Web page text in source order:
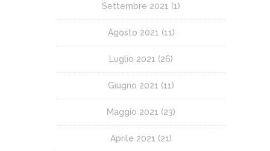
Settembre 2021 (1)
Agosto 2021 (11)
Luglio 2021 (26)
Giugno 2021 (11)
Maggio 2021 (23)
Aprile 2021 (21)